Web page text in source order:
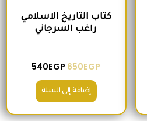
كتاب التاريخ الاسلامي
راغب السرجاني
650EGP
540EGP
إضافة إلى السلة